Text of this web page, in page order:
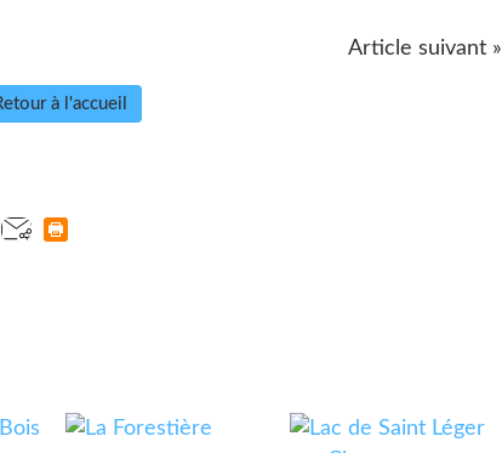
Article suivant »
à l'accueil